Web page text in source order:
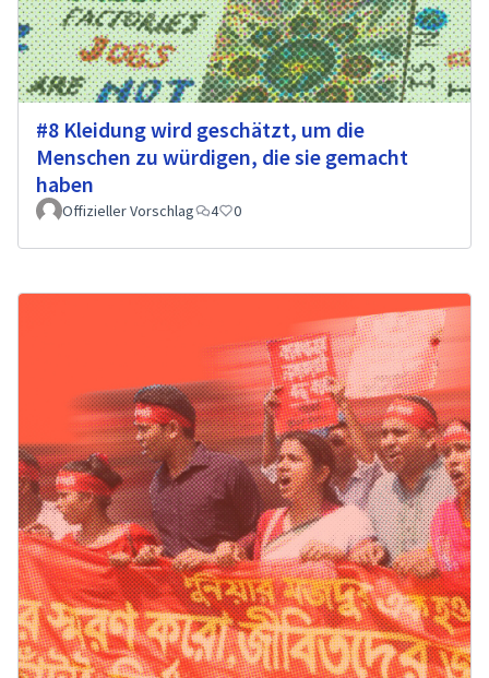
#8 Kleidung wird geschätzt, um die
Menschen zu würdigen, die sie gemacht
haben
Offizieller Vorschlag 4 0